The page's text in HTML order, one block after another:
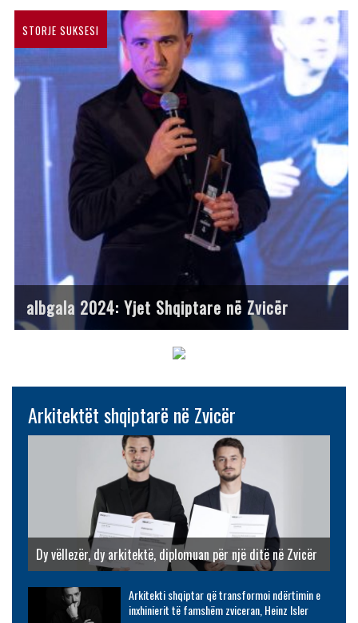
STORJE SUKSESI
albgala 2024: Yjet Shqiptare në Zvicër
Arkitektët shqiptarë në Zvicër
Dy vëllezër, dy arkitektë, diplomuan për një ditë në Zvicër
Arkitekti shqiptar që transformoi ndërtimin e
inxhinierit të famshëm zviceran, Heinz Isler